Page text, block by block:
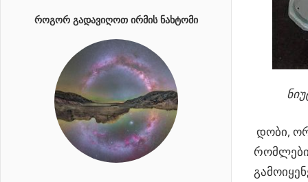
დობი,
ᲠᲝᲒᲝᲠ ᲒᲐᲓᲐᲕᲘᲦᲝᲗ ᲘᲠᲛᲘᲡ ᲜᲐᲮᲢᲝᲛᲘ